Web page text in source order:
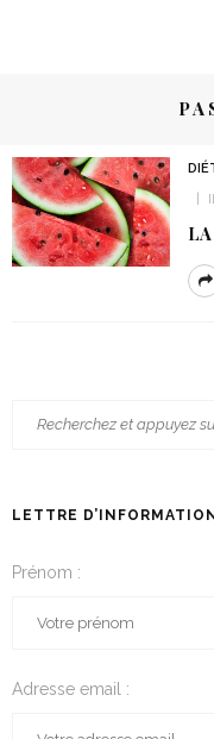
LETTRE D’INFORMATION
Prénom :
Adresse email :